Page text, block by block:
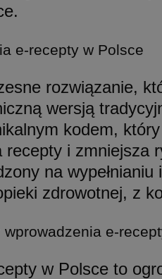
e-recepty w Polsce
rozwiązanie,
wersją
kodem,
recepty i zmniejsza
na
zdrowotnej, z
e-
w Polsce to
Nazwa
OAID
_clck
Nazwa
__gads
Nazwa
openstat_gid